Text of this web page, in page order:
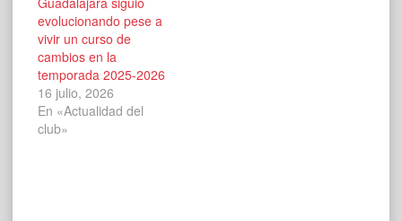
evolucionando pese a
vivir un curso de
cambios en la
temporada 2025-2026
16 julio, 2026
En «Actualidad del
club»